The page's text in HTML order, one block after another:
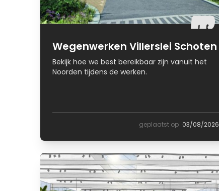
Wegenwerken Villerslei Schoten
Bekijk hoe we best bereikbaar zijn vanuit het
Noorden tijdens de werken.
geplaatst op 03/08/2026